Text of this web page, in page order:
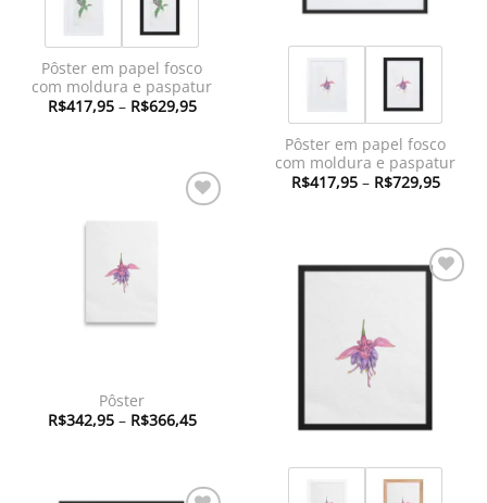
Pôster em papel fosco
com moldura e paspatur
R$417,95 – R$629,95Faixa
R$629,95
Pôster em papel fosco
com moldura e paspatur
R$417,95 – R$729,95Faixa
Pôster
R$342,95 – R$366,45Faixa
de
R$366,45